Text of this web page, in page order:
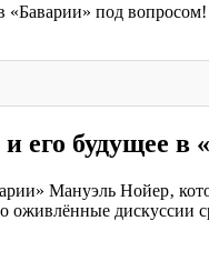
под вопросом!
его будущее в
Мануэль Нойер‚
оживлённые дискуссии